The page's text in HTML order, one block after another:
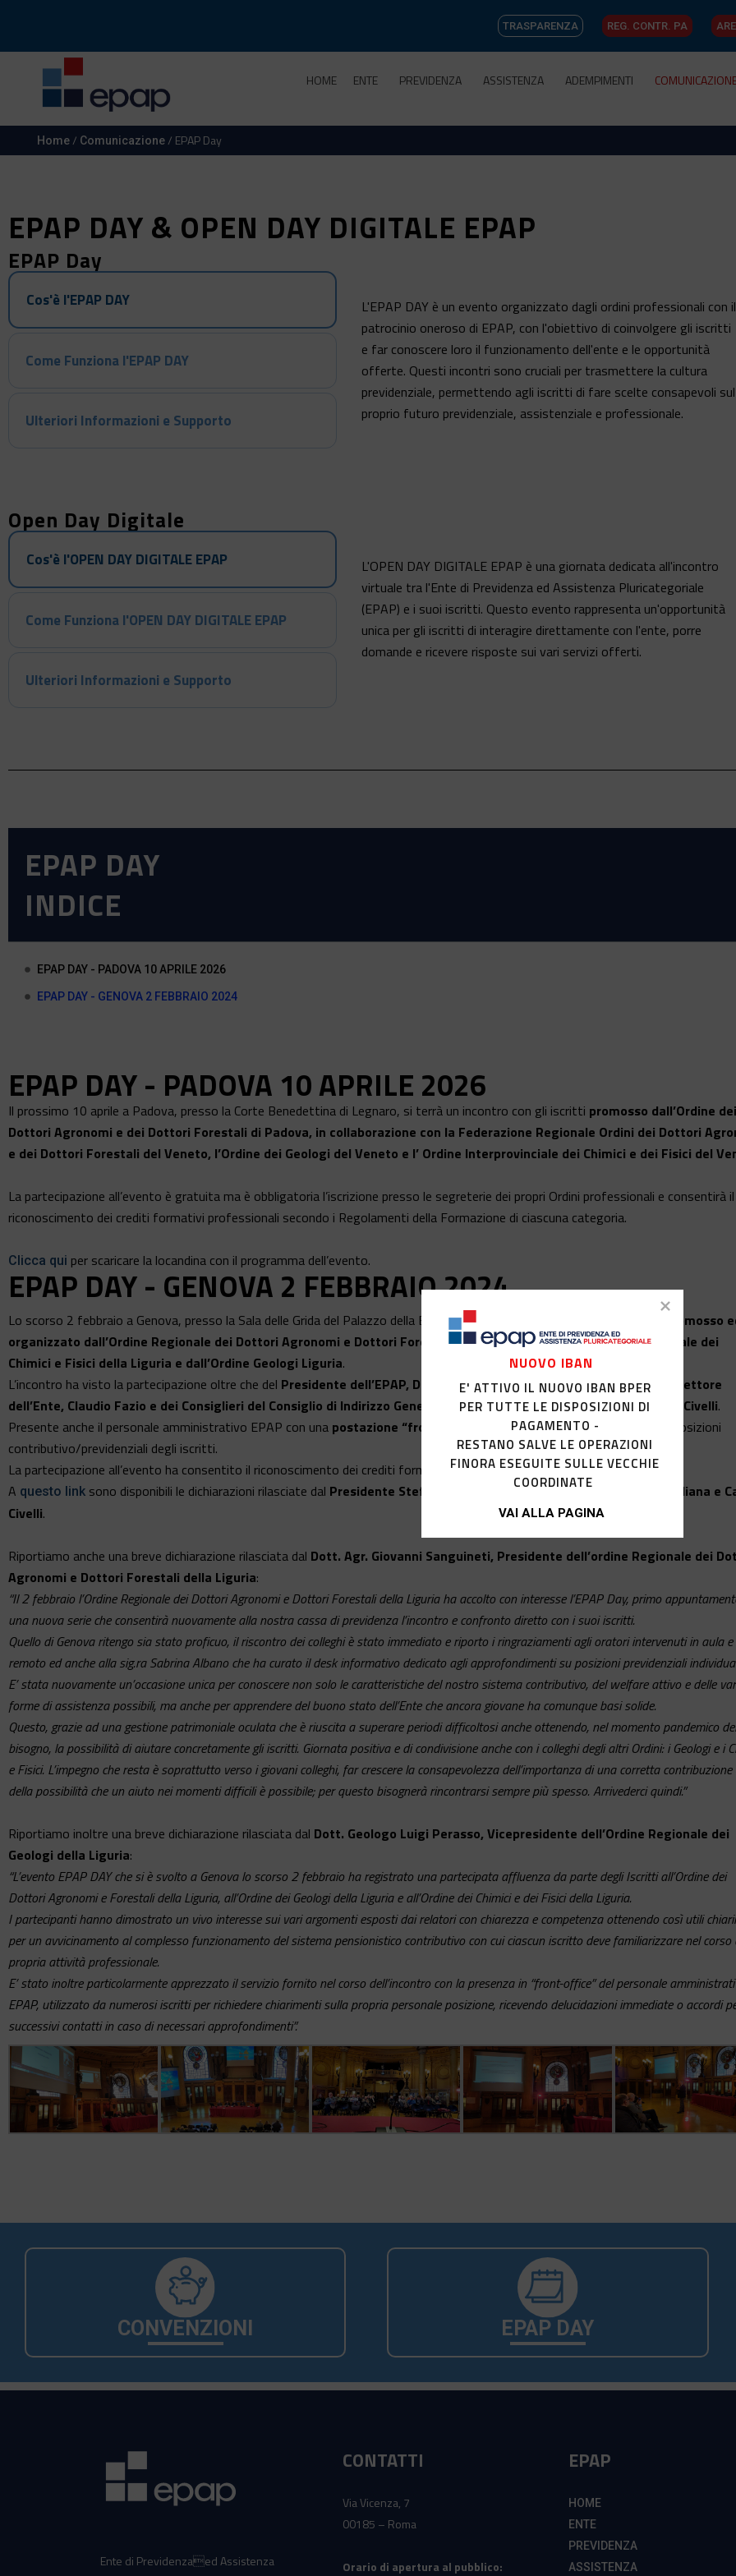
TRASPARENZA REG. CONTR. PA
HOME ENTE PREVIDENZA ASSISTENZA ADEMPIMENTI
Home/ Comunicazione/ EPAP Day
EPAP DAY & OPEN DAY DIGITALE EPAP
EPAP Day
Cos'è l'EPAP DAY
Come Funziona l'EPAP DAY
Ulteriori Informazioni e Supporto
L'EPAP DAY è un evento organizzato dagli ordini professionali con il
patrocinio oneroso di EPAP, con l'obiettivo di coinvolgere gli iscritti
e far conoscere loro il funzionamento dell'ente e le opportunità
offerte. Questi incontri sono cruciali per trasmettere la cultura
previdenziale, permettendo agli iscritti di fare scelte consapevoli sul
proprio futuro previdenziale, assistenziale e professionale.
Open Day Digitale
Cos'è l'OPEN DAY DIGITALE EPAP
Come Funziona l'OPEN DAY DIGITALE EPAP
Ulteriori Informazioni e Supporto
L'OPEN DAY DIGITALE EPAP è una giornata dedicata all'incontro
virtuale tra l'Ente di Previdenza ed Assistenza Pluricategoriale
(EPAP) e i suoi iscritti. Questo evento rappresenta un'opportunità
unica per gli iscritti di interagire direttamente con l'ente, porre
domande e ricevere risposte sui vari servizi offerti.
EPAP DAY
INDICE
EPAP DAY - PADOVA 10 APRILE 2026
EPAP DAY - GENOVA 2 FEBBRAIO 2024
EPAP DAY - PADOVA 10 APRILE 2026
Il prossimo 10 aprile a Padova, presso la Corte Benedettina di Legnaro, si terrà un incontro con gli iscritti promosso dall’Ordine dei
Dottori Agronomi e dei Dottori Forestali di Padova, in collaborazione con la Federazione Regionale Ordini dei Dottori
e dei Dottori Forestali del Veneto, l’Ordine dei Geologi del Veneto e l’ Ordine Interprovinciale dei Chimici e dei Fisici del
La partecipazione all’evento è gratuita ma è obbligatoria l’iscrizione presso le segreterie dei propri Ordini professionali e consentirà il
riconoscimento dei crediti formativi professionali secondo i Regolamenti della Formazione di ciascuna categoria.
Clicca qui per scaricare la locandina con il programma dell’evento.
EPAP DAY - GENOVA 2 FEBBRAIO 2024
Lo scorso 2 febbraio a Genova, presso la Sala delle Grida del Palazzo della Borsa, si è tenuto un incontro con gli iscritti
promosso
organizzato dall’Ordine Regionale dei Dottori Agronomi e Dottori Forestali della Liguria, dall’Ordine interprovinciale dei
Chimici e Fisici della Liguria e dall’Ordine Geologi Liguria.
L’incontro ha visto la partecipazione oltre che del Presidente dell’EPAP, Dott. Agronomo Stefano Poeta, quella del Direttore
dell’Ente, Claudio Fazio e dei Consiglieri del Consiglio di Indirizzo Generale EPAP Dott. Giorgio Uliana e Dott. Carlo Civelli.
Presente anche il personale amministrativo EPAP con una postazione “front office”
a disposizione per la verifica delle posizioni
contributivo/previdenziali degli iscritti.
La partecipazione all’evento ha consentito il riconoscimento dei crediti formativi.
A questo link sono disponibili le dichiarazioni rilasciate dal Presidente Stefano Poeta e daiConsiglieri del CIG Giorgio Uliana e
Civelli.
Riportiamo anche una breve dichiarazione rilasciata dal Dott. Agr. Giovanni Sanguineti, Presidente dell’ordine Regionale dei
Agronomi e Dottori Forestali della Liguria:
“Il 2 febbraio l’Ordine Regionale dei Dottori Agronomi e Dottori Forestali della Liguria ha accolto con interesse l’EPAP Day, primo
una nuova serie che consentirà nuovamente alla nostra cassa di previdenza l’incontro e confronto diretto con i suoi iscritti.
Quello di Genova ritengo sia stato proficuo, il riscontro dei colleghi è stato immediato e riporto i ringraziamenti agli oratori intervenuti in aula
remoto ed anche alla sig.ra Sabrina Albano che ha curato il desk informativo dedicato agli approfondimenti su posizioni previdenziali
E’ stata nuovamente un’occasione unica per conoscere non solo le caratteristiche del nostro sistema contributivo, del welfare attivo e delle
forme di assistenza possibili, ma anche per apprendere del buono stato dell’Ente che ancora giovane ha comunque basi solide.
Questo, grazie ad una gestione patrimoniale oculata che è riuscita a superare periodi difficoltosi anche ottenendo, nel momento pandemico del
bisogno, la possibilità di aiutare concretamente gli iscritti. Giornata positiva e di condivisione anche con i colleghi degli altri Ordini: i Geologi e i
e Fisici. L’impegno che resta è soprattutto verso i giovani colleghi, far crescere la consapevolezza dell’importanza di una corretta contribuzione
della possibilità che un aiuto nei momenti difficili è possibile; per questo bisognerà rincontrarsi sempre più spesso. Arrivederci quindi.”
Riportiamo inoltre una breve dichiarazione rilasciata dal Dott. Geologo Luigi Perasso, Vicepresidente dell’Ordine Regionale dei
Geologi della Liguria:
“L’evento EPAP DAY che si è svolto a Genova lo scorso 2 febbraio ha registrato una partecipata affluenza da parte degli Iscritti all’Ordine dei
Dottori Agronomi e Forestali della Liguria, all’Ordine dei Geologi della Liguria e all’Ordine dei Chimici e dei Fisici della Liguria.
I partecipanti hanno dimostrato un vivo interesse sui vari argomenti esposti dai relatori con chiarezza e competenza ottenendo così utili
per un avvicinamento al complesso funzionamento del sistema pensionistico contributivo con cui ciascun iscritto deve familiarizzare nel corso
propria attività professionale.
E’ stato inoltre particolarmente apprezzato il servizio fornito nel corso dell’incontro con la presenza in “front-office” del personale
EPAP, utilizzato da numerosi iscritti per richiedere chiarimenti sulla propria personale posizione, ricevendo delucidazioni immediate o accordi
successivi contatti in caso di necessari approfondimenti”.
CONVENZIONI EPAP DAY
Ente di Previdenzaed Assistenza
CONTATTI
Via Vicenza, 7
00185 – Roma
Orario di apertura al pubblico:
EPAP
HOME
ENTE
PREVIDENZA
ASSISTENZA
NUOVO IBAN
E' ATTIVO IL NUOVO IBAN BPER
PER TUTTE LE DISPOSIZIONI DI
PAGAMENTO -
RESTANO SALVE LE OPERAZIONI
FINORA ESEGUITE SULLE VECCHIE
COORDINATE
VAI ALLA PAGINA